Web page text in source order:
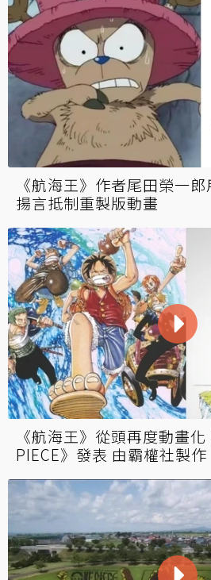
《航海王》作者尾田榮一
揚言抵制重製版動畫
《航海王》從頭再度動畫
PIECE》發表 由霸權社製作